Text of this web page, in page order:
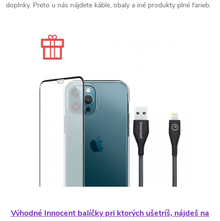
doplnky. Preto u nás nájdete káble, obaly a iné produkty plné farieb.
Výhodné Innocent balíčky pri ktorých ušetríš, nájdeš na